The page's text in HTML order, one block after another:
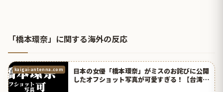
「橋本環奈」に関する海外の反応
kaigai-antenna.com
日本の女優「橋本環奈」がミスのお詫びに公開
したオフショット写真が可愛すぎる！【台湾人